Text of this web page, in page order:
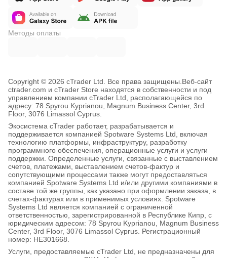
Методы оплаты
Copyright © 2026 cTrader Ltd. Все права защищены. Веб-сайт
ctrader.com и cTrader Store находятся в собственности и под
управлением компании cTrader Ltd, располагающейся по
адресу: 78 Spyrou Kyprianou, Magnum Business Center, 3rd
Floor, 3076 Limassol Cyprus.
Экосистема cTrader работает, разрабатывается и
поддерживается компанией Spotware Systems Ltd, включая
технологию платформы, инфраструктуру, разработку
программного обеспечения, операционные услуги и услуги
поддержки. Определенные услуги, связанные с выставлением
счетов, платежами, выставлением счетов-фактур и
сопутствующими процессами также могут предоставляться
компанией Spotware Systems Ltd и/или другими компаниями в
составе той же группы, как указано при оформлении заказа, в
счетах-фактурах или в применимых условиях. Spotware
Systems Ltd является компанией с ограниченной
ответственностью, зарегистрированной в Республике Кипр, с
юридическим адресом: 78 Spyrou Kyprianou, Magnum Business
Center, 3rd Floor, 3076 Limassol Cyprus. Регистрационный
номер: HE301668.
Услуги, предоставляемые cTrader Ltd, не предназначены для